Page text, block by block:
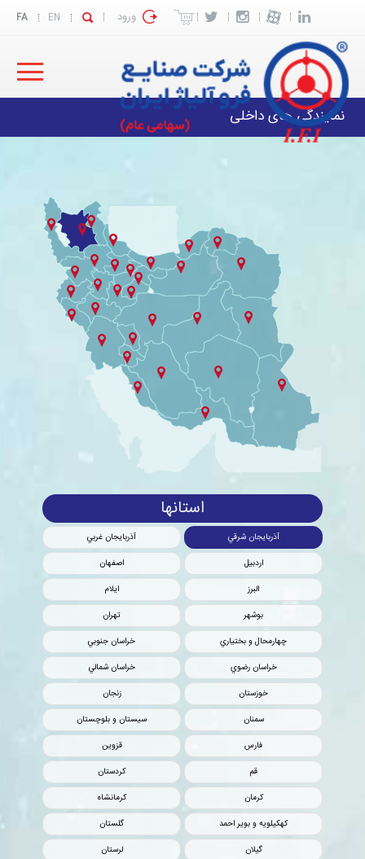
ورود EN
FA
نمایندگی های داخلی
استانها
آذربايجان شرقي
آذربايجان غربي
اردبيل
اصفهان
البرز
ايلام
بوشهر
تهران
چهارمحال و بختياري
خراسان جنوبي
خراسان رضوي
خراسان شمالي
خوزستان
زنجان
سمنان
سيستان و بلوچستان
فارس
قزوين
قم
کردستان
کرمان
کرمانشاه
کهکيلويه و بوير احمد
گلستان
گيلان
لرستان